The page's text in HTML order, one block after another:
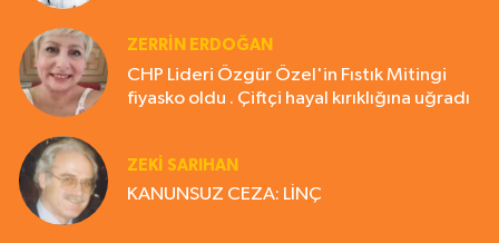
ZERRIN ERDOĞAN
CHP Lideri Özgür Özel'in Fıstık Mitingi
fiyasko oldu . Çiftçi hayal kırıklığına uğradı
ZEKI SARIHAN
KANUNSUZ CEZA: LİNÇ